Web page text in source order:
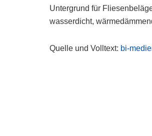
Untergrund für
wasserdicht,
Quelle und Volltext: bi-